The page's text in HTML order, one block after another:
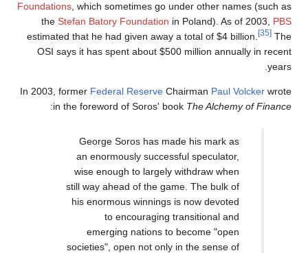
Foundations , which sometimes go under other names (such as
the Stefan Batory Foundation in Poland). As of 2003, PBS
estimated that he had given away a total of $4 billion.
[35] The
OSI says it has spent about $500 million annually in recent
years.
In 2003, former Federal Reserve Chairman Paul Volcker wrote
in the foreword of Soros' book The Alchemy of Finance
:
George Soros has made his mark as
an enormously successful speculator,
wise enough to largely withdraw when
still way ahead of the game. The bulk of
his enormous winnings is now devoted
to encouraging transitional and
emerging nations to become "open
societies", open not only in the sense of